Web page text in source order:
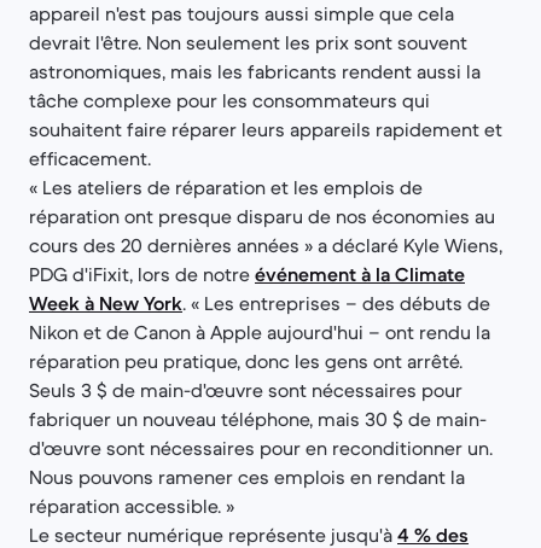
appareil n'est pas toujours aussi simple que cela
devrait l'être. Non seulement les prix sont souvent
astronomiques, mais les fabricants rendent aussi la
tâche complexe pour les consommateurs qui
souhaitent faire réparer leurs appareils rapidement et
efficacement.
« Les ateliers de réparation et les emplois de
réparation ont presque disparu de nos économies au
cours des 20 dernières années » a déclaré Kyle Wiens,
PDG d'iFixit, lors de notre événement à la Climate
Week à New York. « Les entreprises – des débuts de
Nikon et de Canon à Apple aujourd'hui – ont rendu la
réparation peu pratique, donc les gens ont arrêté.
Seuls 3 $ de main-d'œuvre sont nécessaires pour
fabriquer un nouveau téléphone, mais 30 $ de main-
d'œuvre sont nécessaires pour en reconditionner un.
Nous pouvons ramener ces emplois en rendant la
réparation accessible. »
Le secteur numérique représente jusqu'à 4 % des